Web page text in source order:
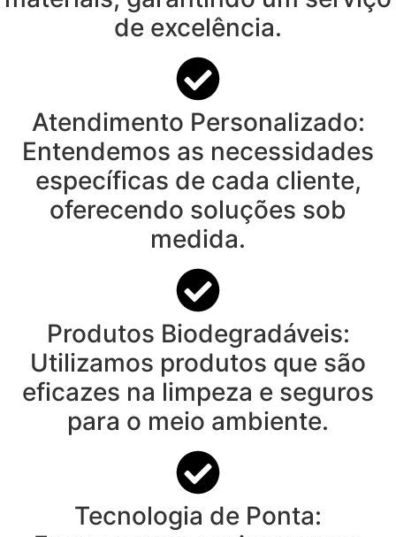
de excelência.
Atendimento Personalizado:
Entendemos as necessidades
específicas de cada cliente,
oferecendo soluções sob
medida.
Produtos Biodegradáveis:
Utilizamos produtos que são
eficazes na limpeza e seguros
para o meio ambiente.
Tecnologia de Ponta: